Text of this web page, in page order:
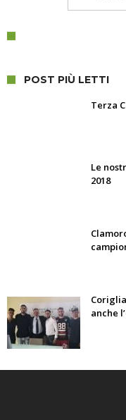
POST PIÙ LETTI
Terza
Le
2018
anche